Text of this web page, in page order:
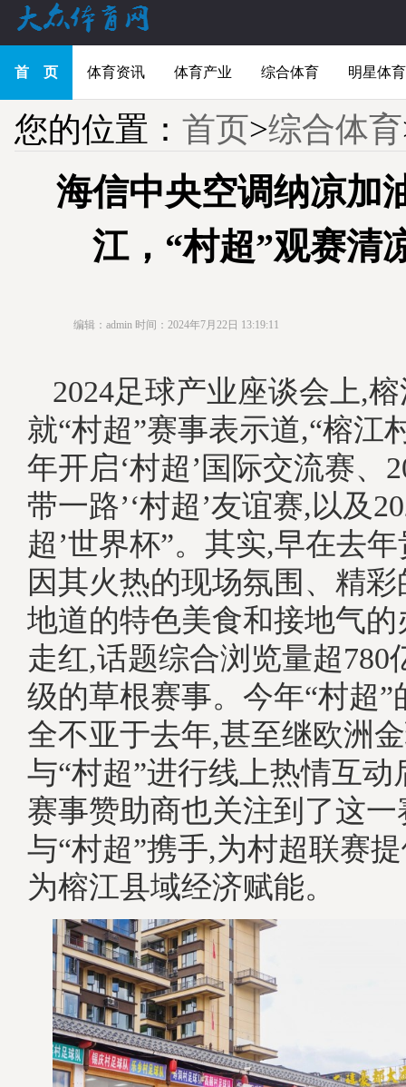
首 页 体育资讯 体育产业 综合体育 明星体育
您的位置： 首页>综合体育
海信中央空调纳凉加
江，“村超”观赛清
编辑：admin 时间：2024年7月22日 13:19:11
2024足球产业座谈会上,
就“村超”赛事表示道,“榕江
年开启‘村超’国际交流赛、
带一路’‘村超’友谊赛,以及
超’世界杯”。其实,早在去
因其火热的现场氛围、精
地道的特色美食和接地气
走红,话题综合浏览量超780
级的草根赛事。今年“村超
全不亚于去年,甚至继欧洲
与“村超”进行线上热情互
赛事赞助商也关注到了这
与“村超”携手,为村超联赛
为榕江县域经济赋能。